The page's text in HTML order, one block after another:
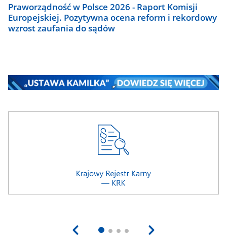
Praworządność w Polsce 2026 - Raport Komisji
Europejskiej. Pozytywna ocena reform i rekordowy
wzrost zaufania do sądów